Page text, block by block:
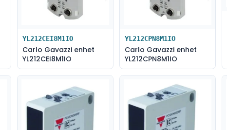
YL212CEI8M1IO
Carlo Gavazzi enhet
YL212CEI8M1IO
YL212CPN8M1IO
Carlo Gavazzi enhet
YL212CPN8M1IO